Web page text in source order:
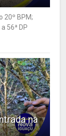
20º BPM;
56ª DP
na